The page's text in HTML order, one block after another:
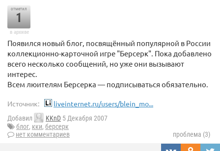
отметил
1
в архиве
Появился новый блог, посвящённый популярной в России
коллекционно-карточной игре "Берсерк". Пока добавлено
всего несколько сообщений, но уже они вызывают
интерес.
Всем люителям Берсерка — подписываться обязательно.
Источник: liveinternet.ru/users/blein_mo...
Добавил KKnD 5 Декабря 2007
блог, кки, берсерк
нет комментариев
проблема (3)